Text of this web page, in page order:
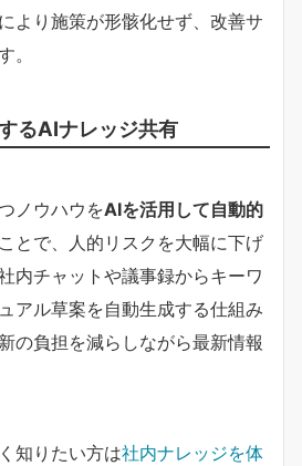
より施策が形骸化せず、改善サ
。
るAIナレッジ共有
ノウハウをAIを活用して自動的
とで、人的リスクを大幅に下げ
内チャットや議事録からキーワ
アル草案を自動生成する仕組み
の負担を減らしながら最新情報
知りたい方は社内ナレッジを体